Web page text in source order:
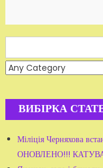
for:
ВИБІРКА
Міліція Черняхова
ОНОВЛЕНО!!!